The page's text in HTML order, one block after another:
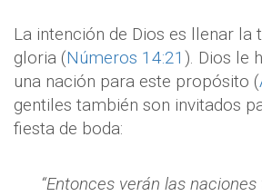
La intención de Dios es llenar la
gloria (Números 14:21 ). Dios le
una nación para este propósito (
gentiles también son invitados
fiesta de boda:
“Entonces verán las